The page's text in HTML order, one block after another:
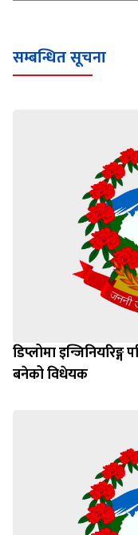
सम्बन्धित सूचना
डिप्लोमा
बनेको विधेयक